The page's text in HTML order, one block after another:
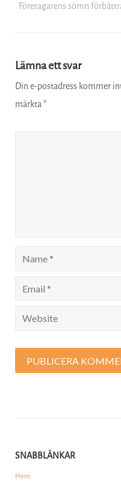
Företagarens sömn
Lämna ett svar
Din e-postadress kommer
märkta*
SNABBLÄNKAR
Hem